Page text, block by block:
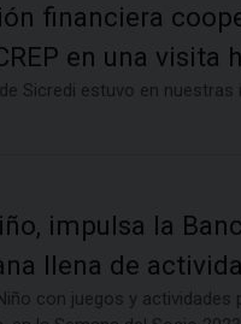
financiera
en una visita
Sicredi estuvo en
impulsa la
llena de
con juegos y